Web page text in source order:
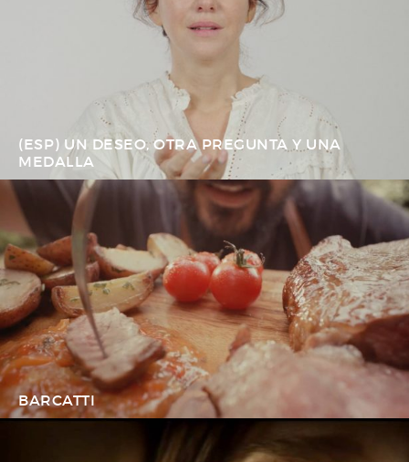
(ESP) UN DESEO, OTRA PREGUNTA Y UNA
MEDALLA
BARCATTI